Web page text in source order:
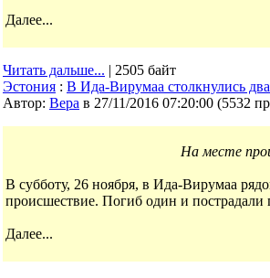
Далее...
Читать дальше... | 2505 байт
Эстония : В Ида-Вирумаа столкнулись
Автор: Bepa в 27/11/2016 07:20:00 (5532
На месте
В субботу, 26 ноября, в Ида-Вирумаа
происшествие. Погиб один и пострадали
Далее...